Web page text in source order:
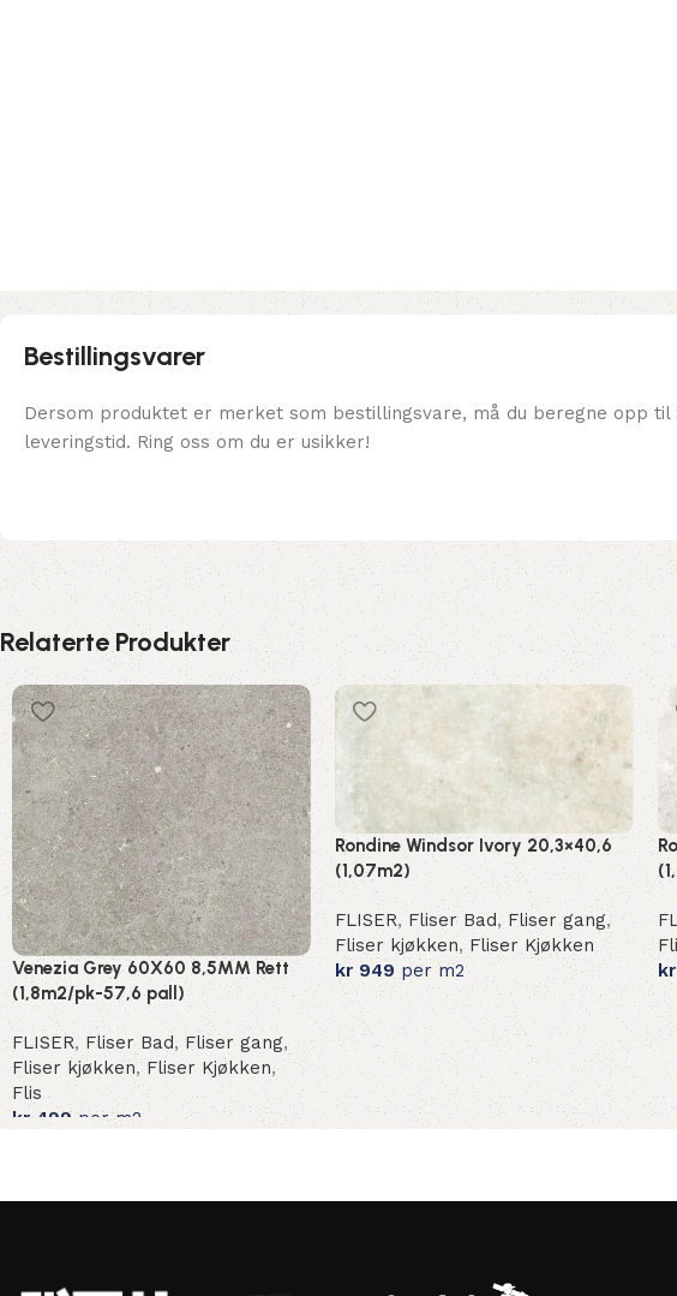
Bestillingsvarer
Dersom produktet er merket som bestillingsvare, må du beregne opp til
leveringstid. Ring oss om du er usikker!
Relaterte Produkter
Venezia Grey 60X60 8,5MM Rett
(1,8m2/pk-57,6 pall)
FLISER, Fliser Bad, Fliser gang,
Fliser kjøkken,Fliser Kjøkken,
Flis
kr499 per m2
Rondine Windsor Ivory 20,3×40,6
(1,07m2)
FLISER,Fliser Bad, Fliser gang,
Fliser kjøkken, Fliser Kjøkken
kr949 per m2
kr